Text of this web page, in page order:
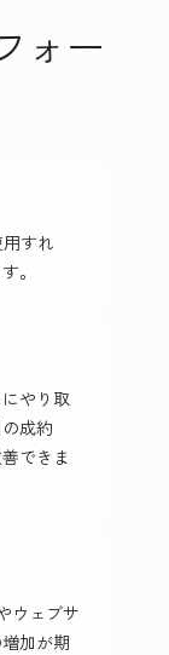
ォー
すれ
。
やり取
成約
できま
ウェブサ
加が期